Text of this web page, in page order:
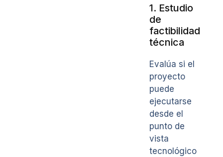
1. Estudio
de
factibilidad
técnica
Evalúa si el
proyecto
puede
ejecutarse
desde el
punto de
vista
tecnológico